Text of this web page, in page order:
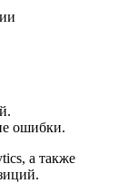
ошибки.
а также